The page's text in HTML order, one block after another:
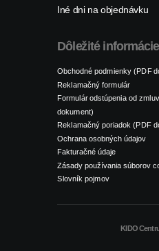
Iné dni na objednávku
Dôležité informácie
Obchodné podmienky (PDF
Reklamačný formulár
Formulár odstúpenia od
dokument)
Reklamačný poriadok (PDF
Ochrana osobných údajov
Fakturačné údaje
Zásady používania súborov
Slovník pojmov
KIDO